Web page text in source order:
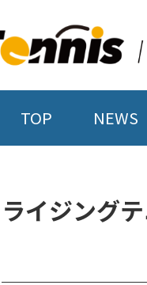
TOP NEWS
ライジング